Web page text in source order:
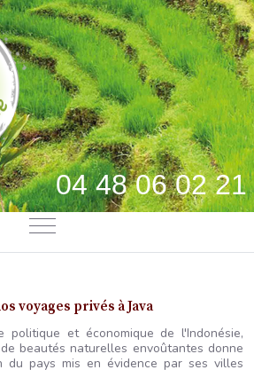
04 48 06 02 21
Mobile Menu Toggle
voyages privés à Java
politique et économique de l'Indonésie,
beautés naturelles envoûtantes donne
du pays mis en évidence par ses villes